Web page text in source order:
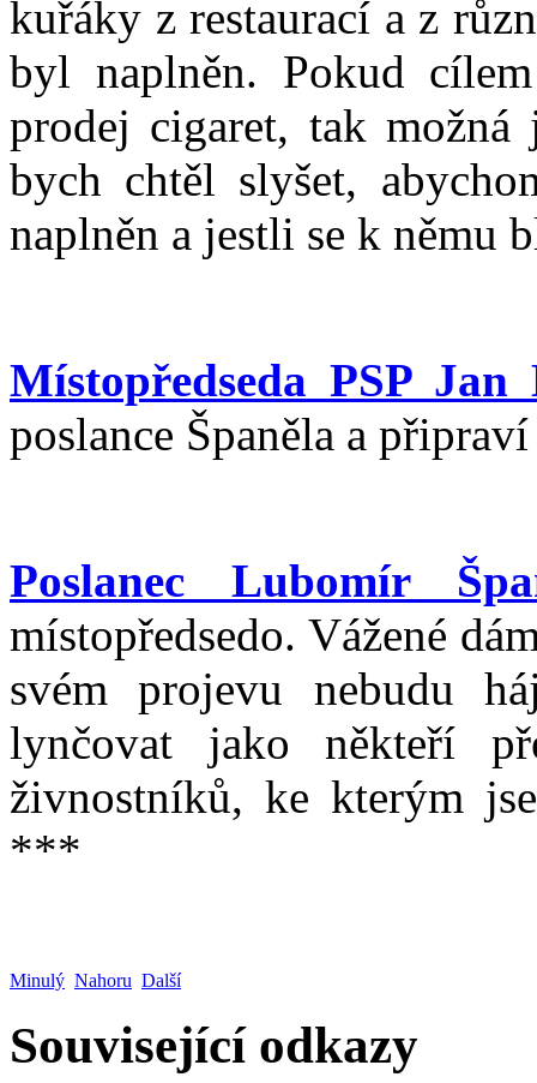
kuřáky z restaurací a z
byl naplněn. Pokud
prodej cigaret, tak
bych chtěl slyšet,
naplněn a jestli se k němu
Místopředseda PSP Jan
poslance Španěla a
Poslanec Lubomír
místopředsedo. Vážené
svém projevu nebudu
lynčovat jako někteří
živnostníků, ke kterým
***
Minulý Nahoru Další
Související odkazy